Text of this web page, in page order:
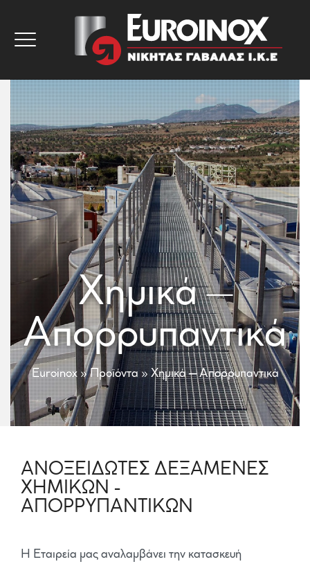
Χημικά –
Απορρυπαντικά
Euroinox»Προϊόντα»Χημικά – Απορρυπαντικά
ΑΝΟΞΕΙΔΩΤΕΣ ΔΕΞΑΜΕΝΕΣ
ΧΗΜΙΚΩΝ -
ΑΠΟΡΡΥΠΑΝΤΙΚΩΝ
H Εταιρεία μας αναλαμβάνει την κατασκευή